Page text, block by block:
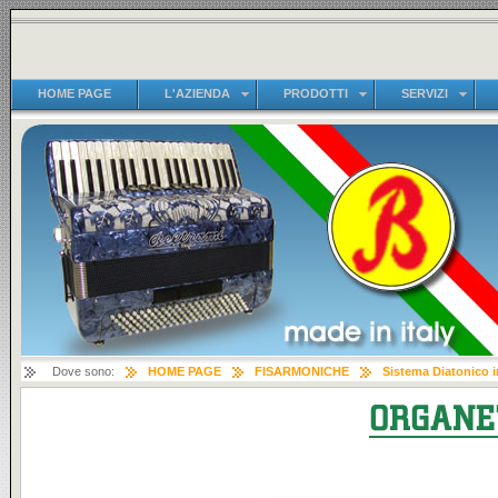
HOME PAGE L'AZIENDA PRODOTTI SERVIZI
Dove sono: HOME PAGE FISARMONICHE Sistema Diatonico